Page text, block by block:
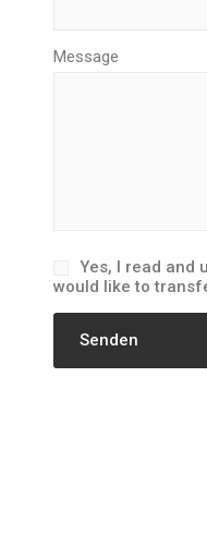
Message
Yes, I read and
would like to